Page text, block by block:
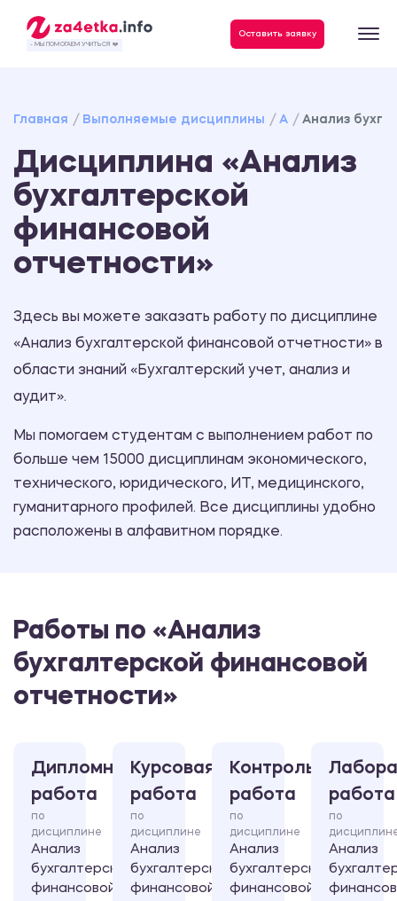
- МЫ ПОМОГАЕМ УЧИТЬСЯ ❤️
Оставить заявку
Главная Выполняемые дисциплины А Анализ
Дисциплина «Анализ
бухгалтерской
финансовой
отчетности»
Здесь вы можете заказать работу по дисциплине
«Анализ бухгалтерской финансовой отчетности» в
области знаний «Бухгалтерский учет, анализ и
аудит».
Мы помогаем студентам с выполнением работ по
больше чем 15000 дисциплинам экономического,
технического, юридического, ИТ, медицинского,
гуманитарного профилей. Все дисциплины удобно
расположены в алфавитном порядке.
Работы по «Анализ
бухгалтерской финансовой
отчетности»
Дипломная
работа
по
дисциплине
Анализ
бухгалтерской
финансовой
Курсовая
работа
по
дисциплине
Анализ
бухгалтерской
финансовой
Контрольная
работа
по
дисциплине
Анализ
бухгалтерской
финансовой
работа
по
Анализ